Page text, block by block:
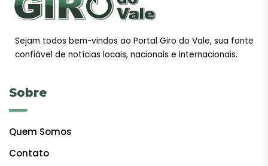
Sejam todos bem-vindos ao Portal Giro do Vale, sua fonte
confiável de notícias locais, nacionais e internacionais.
Sobre
Quem Somos
Contato